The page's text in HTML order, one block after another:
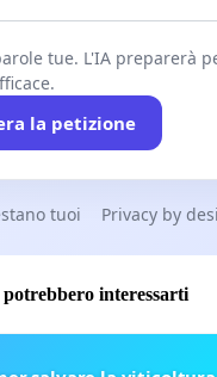
tue. L'IA preparerà
la petizione
tuoi Privacy by
interessarti